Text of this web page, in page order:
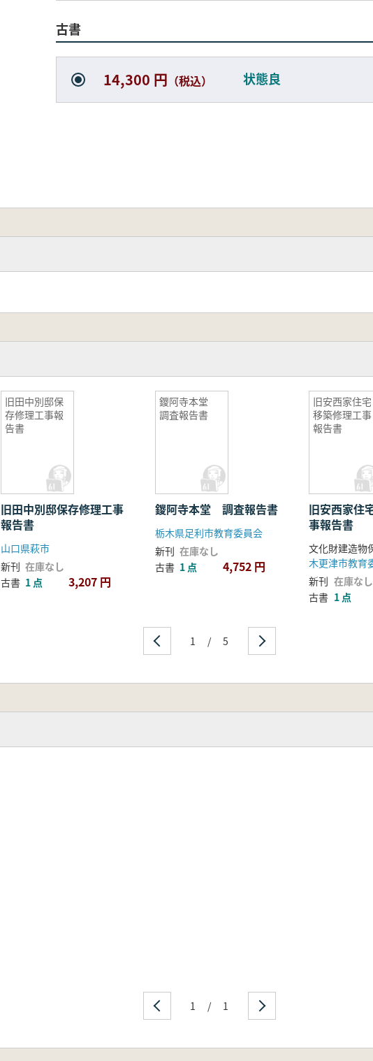
古書
14,300 円 （税込） 状態良
旧田中別邸保
存修理工事報
告書
旧田中別邸保存修理工事
報告書
山口県萩市
新刊 在庫なし
古書 1 点 3,207 円
鑁阿寺本堂
調査報告書
鑁阿寺本堂 調査報告書
栃木県足利市教育委員会
新刊 在庫なし
古書 1 点 4,752 円
旧安西家住宅
移築修理工事
報告書
旧安西家住
事報告書
木更津市教育
新刊 在庫なし
古書 1 点
1 / 5
1 / 1